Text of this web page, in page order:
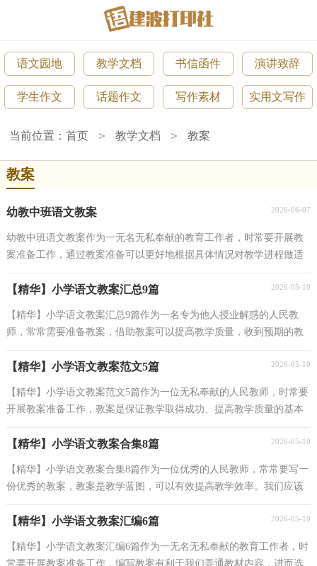
语文园地 教学文档 书信函件 演讲致辞
学生作文 话题作文 写作素材 实用文写作
当前位置：首页 > 教学文档 > 教案
教案
幼教中班语文教案 2026-06-07
幼教中班语文教案作为一无名无私奉献的教育工作者，时常要开展教
案准备工作，通过教案准备可以更好地根据具体情况对教学进程做适
【精华】小学语文教案汇总9篇 2026-05-10
【精华】小学语文教案汇总9篇作为一名专为他人授业解惑的人民教
师，常常需要准备教案，借助教案可以提高教学质量，收到预期的教
【精华】小学语文教案范文5篇 2026-05-10
【精华】小学语文教案范文5篇作为一位无私奉献的人民教师，时常要
开展教案准备工作，教案是保证教学取得成功、提高教学质量的基本
【精华】小学语文教案合集8篇 2026-05-10
【精华】小学语文教案合集8篇作为一位优秀的人民教师，常常要写一
份优秀的教案，教案是教学蓝图，可以有效提高教学效率。我们应该
【精华】小学语文教案汇编6篇 2026-05-10
【精华】小学语文教案汇编6篇作为一无名无私奉献的教育工作者，时
常要开展教案准备工作，编写教案有利于我们弄通教材内容，进而选